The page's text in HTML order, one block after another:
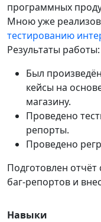
программных
Мною уже
тестированию
Результаты работы:
Был
кейсы на
магазину.
Проведено
репорты.
Проведено
Подготовлен отчёт
баг-репортов и
Навыки